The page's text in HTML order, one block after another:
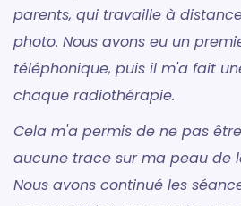
parents, qui travaille à
photo. Nous avons eu un
téléphonique, puis il m'a fait
chaque radiothérapie.
Cela m'a permis de ne pas
aucune trace sur ma peau de
Nous avons continué les